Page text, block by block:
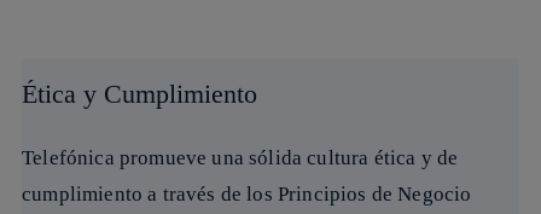
Ética y Cumplimiento
Telefónica promueve una sólida cultura ética y de
cumplimiento a través de los Principios de Negocio